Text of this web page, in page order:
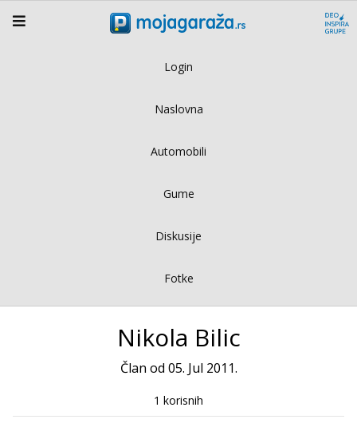
Login
Naslovna
Automobili
Gume
Diskusije
Fotke
Nikola Bilic
Član od 05. Jul 2011.
1 korisnih